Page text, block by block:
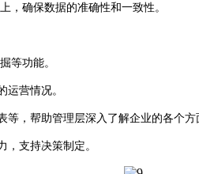
上，确保数据的准确性和一致性。
等功能。
营情况。
，帮助管理层深入了解企业的各个方
支持决策制定。